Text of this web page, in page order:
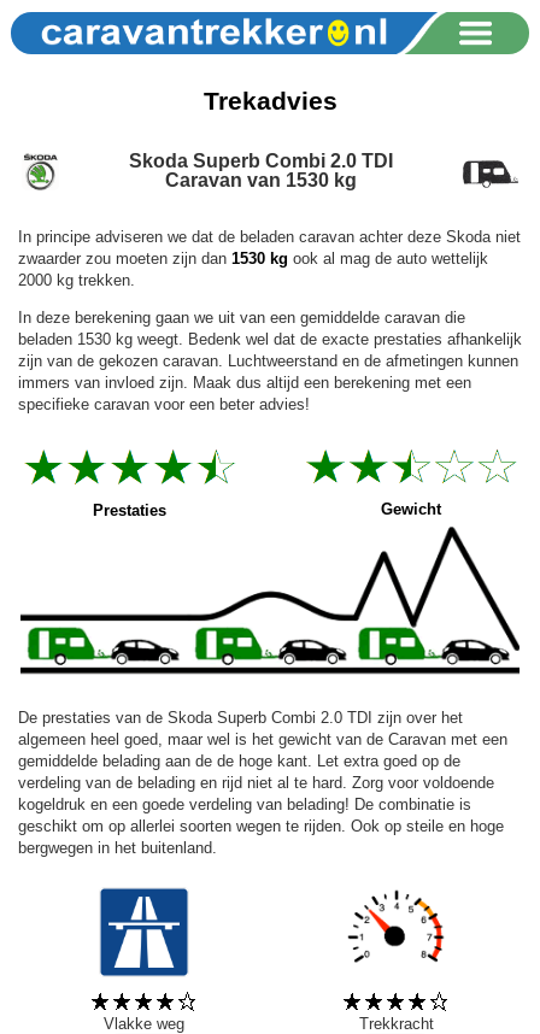
Trekadvies
Skoda Superb Combi 2.0 TDI
Caravan van 1530 kg
In principe adviseren we dat de beladen caravan achter deze Skoda niet
zwaarder zou moeten zijn dan 1530 kg ook al mag de auto wettelijk
2000 kg trekken.
In deze berekening gaan we uit van een gemiddelde caravan die
beladen 1530 kg weegt. Bedenk wel dat de exacte prestaties afhankelijk
zijn van de gekozen caravan. Luchtweerstand en de afmetingen kunnen
immers van invloed zijn. Maak dus altijd een berekening met een
specifieke caravan voor een beter advies!
Prestaties Gewicht
De prestaties van de Skoda Superb Combi 2.0 TDI zijn over het
algemeen heel goed, maar wel is het gewicht van de Caravan met een
gemiddelde belading aan de de hoge kant. Let extra goed op de
verdeling van de belading en rijd niet al te hard. Zorg voor voldoende
kogeldruk en een goede verdeling van belading! De combinatie is
geschikt om op allerlei soorten wegen te rijden. Ook op steile en hoge
bergwegen in het buitenland.
Vlakke weg
Trekkracht